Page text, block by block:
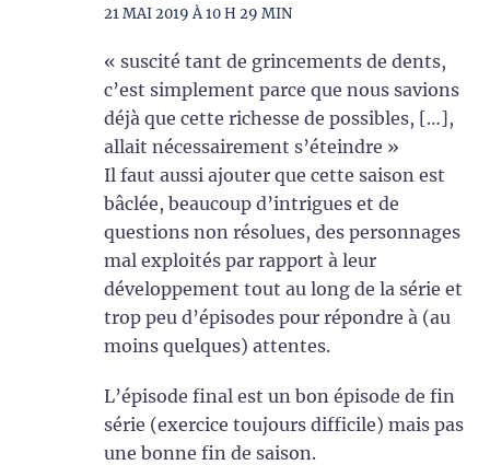
21 MAI 2019 À 10 H 29 MIN
« suscité tant de grincements de dents,
c’est simplement parce que nous savions
déjà que cette richesse de possibles, […],
allait nécessairement s’éteindre »
Il faut aussi ajouter que cette saison est
bâclée, beaucoup d’intrigues et de
questions non résolues, des personnages
mal exploités par rapport à leur
développement tout au long de la série et
trop peu d’épisodes pour répondre à (au
moins quelques) attentes.
L’épisode final est un bon épisode de fin
série (exercice toujours difficile) mais pas
une bonne fin de saison.